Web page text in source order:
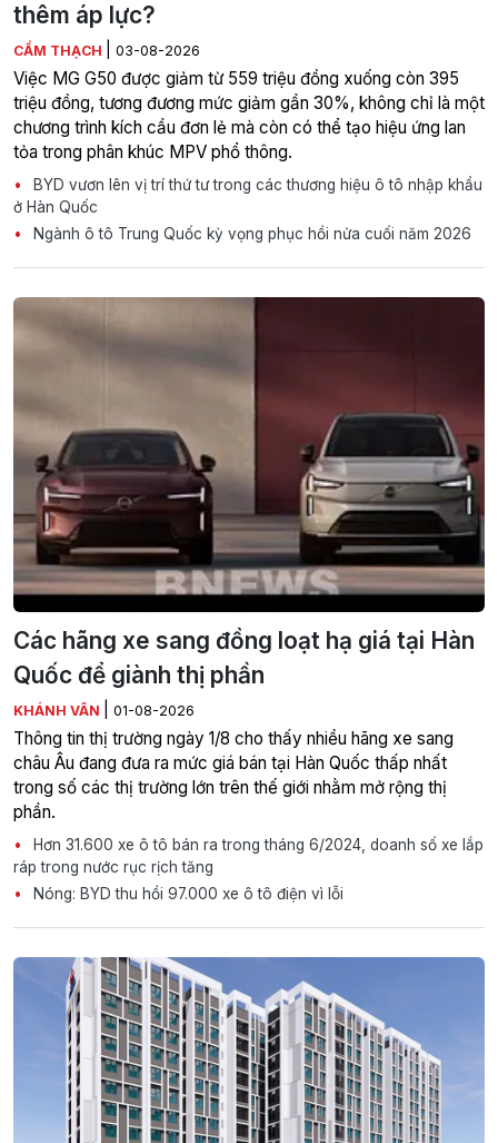
thêm áp lực?
CẨM THẠCH 03-08-2026
Việc MG G50 được giảm từ 559 triệu đồng xuống còn 395
triệu đồng, tương đương mức giảm gần 30%, không chỉ là một
chương trình kích cầu đơn lẻ mà còn có thể tạo hiệu ứng lan
tỏa trong phân khúc MPV phổ thông.
BYD vươn lên vị trí thứ tư trong các thương hiệu ô tô nhập khẩu
ở Hàn Quốc
Ngành ô tô Trung Quốc kỳ vọng phục hồi nửa cuối năm 2026
Các hãng xe sang đồng loạt hạ giá tại Hàn
Quốc để giành thị phần
KHÁNH VÂN 01-08-2026
Thông tin thị trường ngày 1/8 cho thấy nhiều hãng xe sang
châu Âu đang đưa ra mức giá bán tại Hàn Quốc thấp nhất
trong số các thị trường lớn trên thế giới nhằm mở rộng thị
phần.
Hơn 31.600 xe ô tô bán ra trong tháng 6/2024, doanh số xe lắp
ráp trong nước rục rịch tăng
Nóng: BYD thu hồi 97.000 xe ô tô điện vì lỗi